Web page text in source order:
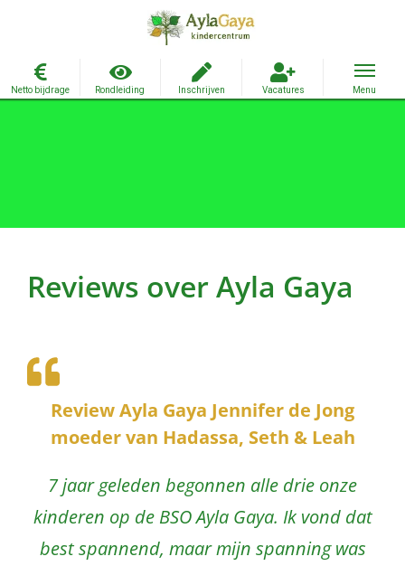
Reviews over Ayla Gaya
Review Ayla Gaya Jennifer de Jong
moeder van Hadassa, Seth & Leah
7 jaar geleden begonnen alle drie onze
kinderen op de BSO Ayla Gaya. Ik vond dat
best spannend, maar mijn spanning was